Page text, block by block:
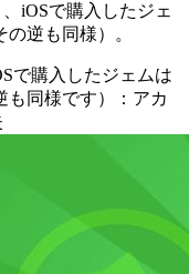
iOSで購入したジェ
逆も同様）。
で購入したジェムは
も同様です）：アカ